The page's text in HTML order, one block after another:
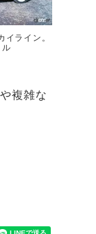
ライン。
複雑な